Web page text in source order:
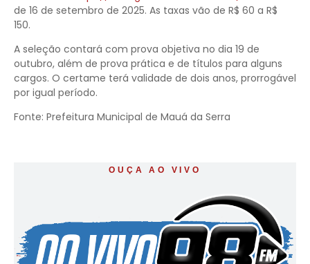
de 16 de setembro de 2025. As taxas vão de R$ 60 a R$
150.
A seleção contará com prova objetiva no dia 19 de
outubro, além de prova prática e de títulos para alguns
cargos. O certame terá validade de dois anos, prorrogável
por igual período.
Fonte: Prefeitura Municipal de Mauá da Serra
OUÇA AO VIVO